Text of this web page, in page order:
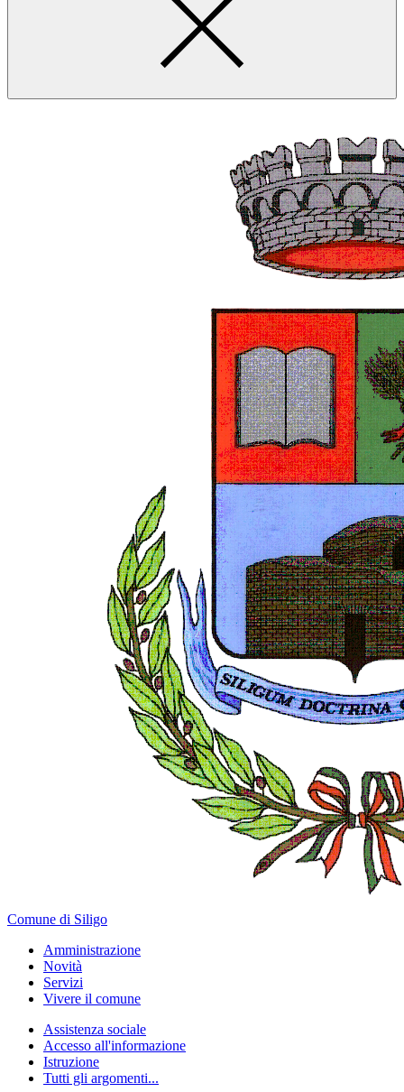
Comune di Siligo
Amministrazione
Novità
Servizi
Vivere il comune
Assistenza sociale
Accesso all'informazione
Istruzione
Tutti gli argomenti...